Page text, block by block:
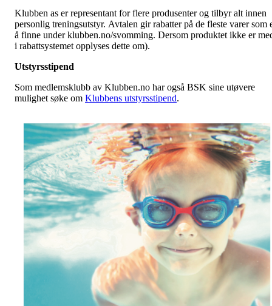
Klubben as er representant for flere produsenter og tilbyr alt innen
personlig treningsutstyr. Avtalen gir rabatter på de fleste varer som
å finne under klubben.no/svomming. Dersom produktet ikke er
i rabattsystemet opplyses dette om).
Utstyrsstipend
Som medlemsklubb av Klubben.no har også BSK sine utøvere
mulighet søke om Klubbens utstyrsstipend.